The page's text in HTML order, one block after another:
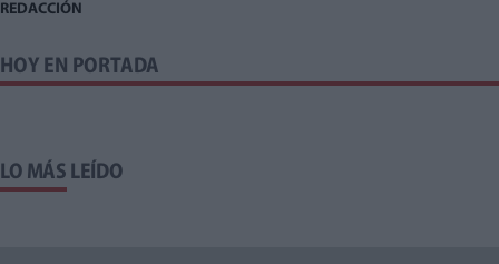
REDACCIÓN
HOY EN PORTADA
LO MÁS LEÍDO